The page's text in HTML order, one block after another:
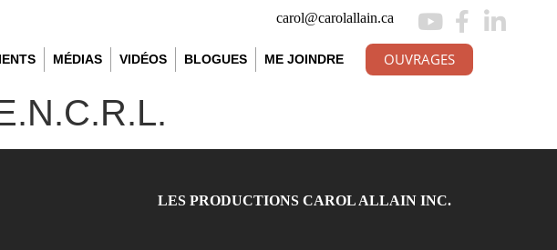
carol@carolallain.ca
MÉDIAS VIDÉOS BLOGUES ME JOINDRE OUVRAGES
LES PRODUCTIONS CAROL ALLAIN INC.